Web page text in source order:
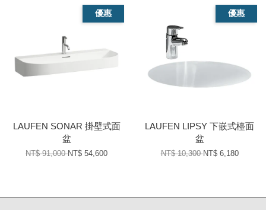
優惠
LAUFEN SONAR 掛壁式面
盆
NT$ 91,000NT$ 54,600
優惠
LAUFEN LIPSY 下嵌式檯面
盆
NT$ 10,300NT$ 6,180